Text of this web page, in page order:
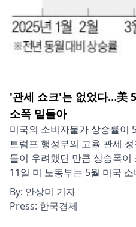
'관세 쇼크'는 없었다…美
소폭 밑돌아
미국의 소비자물가 상승률이
트럼프 행정부의 고율 관세
들이 우려했던 만큼 상승폭
11일 미 노동부는 5월 미국
By: 안상미 기자
Press: 한국경제